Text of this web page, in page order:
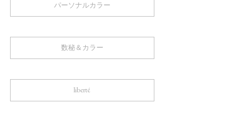
パーソナルカラー
数秘＆カラー
liberté